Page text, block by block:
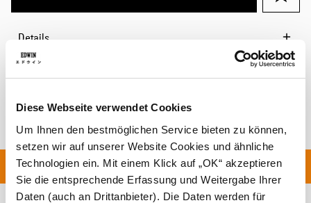
Diese Webseite verwendet Cookies
Um Ihnen den bestmöglichen Service bieten zu können,
setzen wir auf unserer Website Cookies und ähnliche
Technologien ein. Mit einem Klick auf „OK“ akzeptieren
Sie die entsprechende Erfassung und Weitergabe Ihrer
Daten (auch an Drittanbieter). Die Daten werden für
Details
Hersteller-Informationen
FÜR ALLE